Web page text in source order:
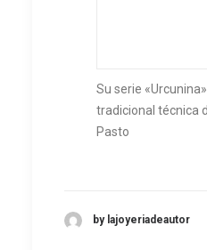
Su serie
tradicional técnica
Pasto
by lajoyeriadeautor